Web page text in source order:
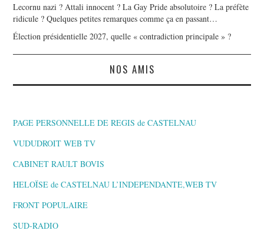
Lecornu nazi ? Attali innocent ? La Gay Pride absolutoire ? La préfète
ridicule ? Quelques petites remarques comme ça en passant…
Élection présidentielle 2027, quelle « contradiction principale » ?
NOS AMIS
PAGE PERSONNELLE DE REGIS de CASTELNAU
VUDUDROIT WEB TV
CABINET RAULT BOVIS
HELOÏSE de CASTELNAU L’INDEPENDANTE,WEB TV
FRONT POPULAIRE
SUD-RADIO